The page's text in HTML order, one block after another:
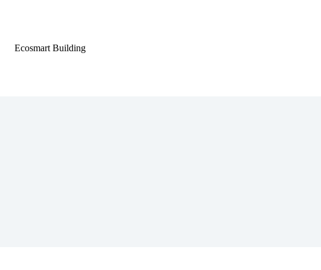
Ecosmart Building